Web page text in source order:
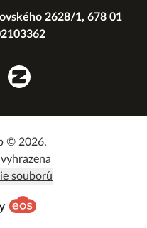
2628/1, 678 01
Zonerama
© 2026.
souborů